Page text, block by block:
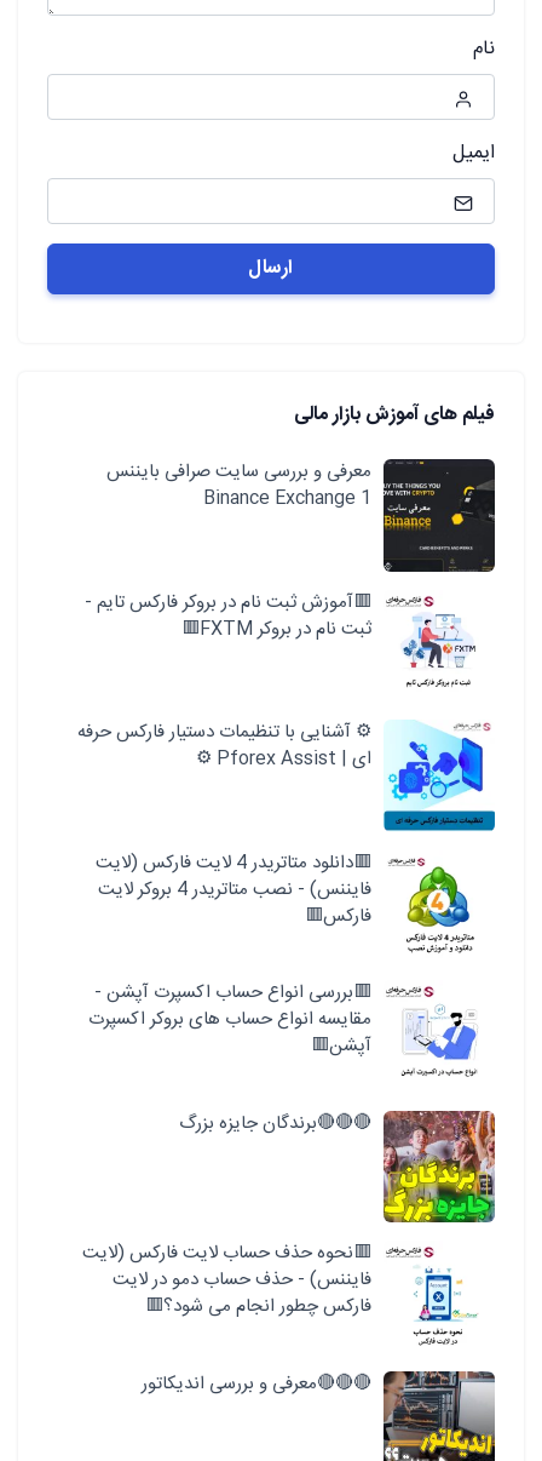
نام
ایمیل
فیلم های آموزش بازار مالی
معرفی و بررسی سایت صرافی بایننس
Binance Exchange 1
🟥آموزش ثبت نام در بروکر فارکس تایم -
ثبت نام در بروکر FXTM🟥
⚙️ آشنایی با تنظیمات دستیار فارکس حرفه
ای | Pforex Assist ⚙️
🟥دانلود متاتریدر 4 لایت فارکس (لایت
فایننس) - نصب متاتریدر 4 بروکر لایت
فارکس🟥
🟥بررسی انواع حساب اکسپرت آپشن -
مقایسه انواع حساب های بروکر اکسپرت
آپشن🟥
🔴🔴🔴برندگان جایزه بزرگ
🟥نحوه حذف حساب لایت فارکس (لایت
فایننس) - حذف حساب دمو در لایت
فارکس چطور انجام می شود؟🟥
🔴🔴🔴معرفی و بررسی اندیکاتور